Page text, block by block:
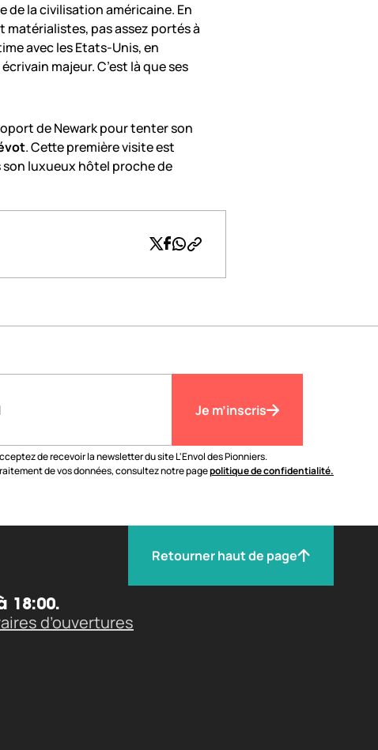
de la civilisation américaine. En
matérialistes, pas assez portés à
avec les Etats-Unis, en
majeur. C’est là que ses
de Newark pour tenter son
. Cette première visite est
luxueux hôtel proche de
Twitter
Facebook
Whatsapp
Copier le lien
Je m’inscris
de recevoir la newsletter du site L'Envol des Pionniers.
de vos données, consultez notre pagepolitique de confidentialité.
18:00.
d’ouvertures
Retourner haut de page